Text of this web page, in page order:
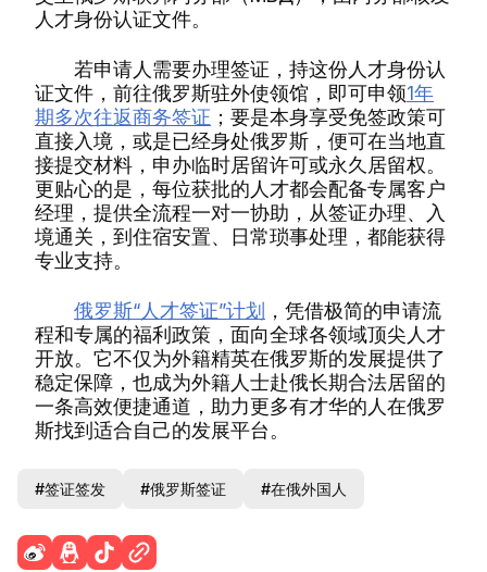
人才身份认证文件。
若申请人需要办理签证，持这份人才身份认
证文件，前往俄罗斯驻外使领馆，即可申领1年
期多次往返商务签证 ；要是本身享受免签政策可
直接入境，或是已经身处俄罗斯，便可在当地直
接提交材料，申办临时居留许可或永久居留权。
更贴心的是，每位获批的人才都会配备专属客户
经理，提供全流程一对一协助，从签证办理、入
境通关，到住宿安置、日常琐事处理，都能获得
专业支持。
俄罗斯“人才签证”计划 ，凭借极简的申请流
程和专属的福利政策，面向全球各领域顶尖人才
开放。它不仅为外籍精英在俄罗斯的发展提供了
稳定保障，也成为外籍人士赴俄长期合法居留的
一条高效便捷通道，助力更多有才华的人在俄罗
斯找到适合自己的发展平台。
#签证签发 #俄罗斯签证 #在俄外国人